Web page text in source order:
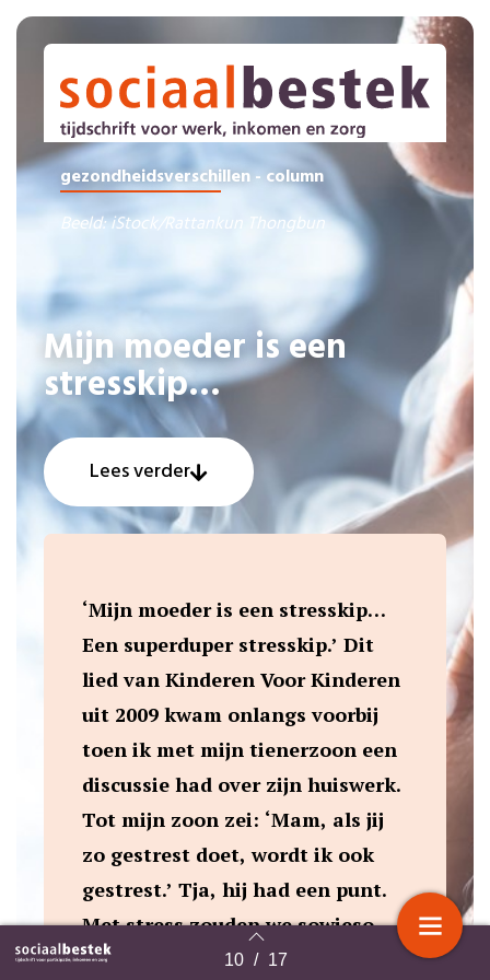
Terug naar overzicht 10 / 17
gezondheidsverschillen - column
Beeld: iStock/Rattankun Thongbun
Mijn moeder is een
stresskip…
Lees verder
‘Mijn moeder is een stresskip…
Een superduper stresskip.’ Dit
lied van Kinderen Voor Kinderen
uit 2009 kwam onlangs voorbij
toen ik met mijn tienerzoon een
discussie had over zijn huiswerk.
Tot mijn zoon zei: ‘Mam, als jij
zo gestrest doet, wordt ik ook
gestrest.’ Tja, hij had een punt.
Met stress zouden we sowieso
niet verder komen.